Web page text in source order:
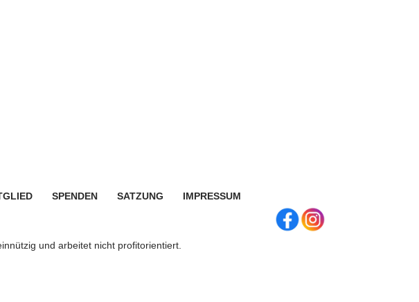
SPENDEN SATZUNG
IMPRESSUM
und arbeitet nicht profitorientiert.